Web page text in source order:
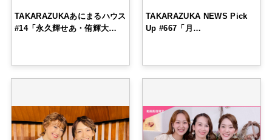
TAKARAZUKAあにまるハウス
#14「永久輝せあ・侑輝大…
TAKARAZUKA NEWS Pick
Up #667「月…